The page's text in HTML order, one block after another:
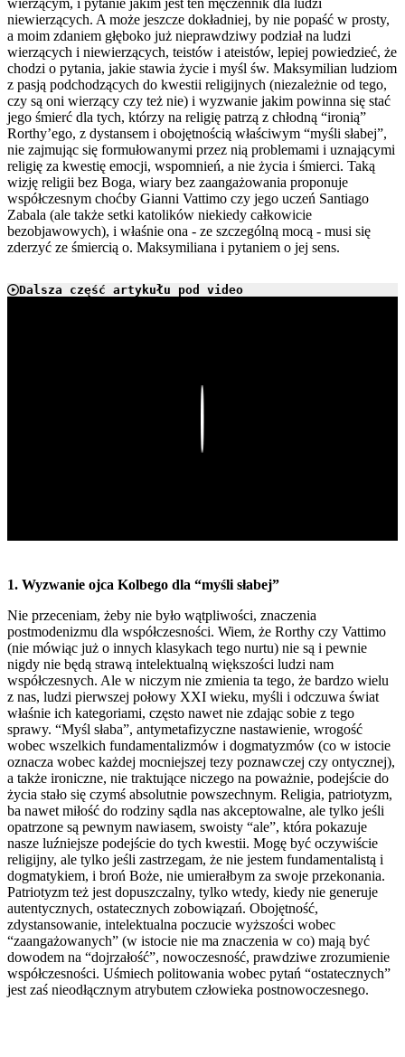
wierzącym, i pytanie jakim jest ten męczennik dla ludzi
niewierzących. A może jeszcze dokładniej, by nie popaść w prosty,
a moim zdaniem głęboko już nieprawdziwy podział na ludzi
wierzących i niewierzących, teistów i ateistów, lepiej powiedzieć, że
chodzi o pytania, jakie stawia życie i myśl św. Maksymilian ludziom
z pasją podchodzących do kwestii religijnych (niezależnie od tego,
czy są oni wierzący czy też nie) i wyzwanie jakim powinna się stać
jego śmierć dla tych, którzy na religię patrzą z chłodną “ironią”
Rorthy’ego, z dystansem i obojętnością właściwym “myśli słabej”,
nie zajmując się formułowanymi przez nią problemami i uznającymi
religię za kwestię emocji, wspomnień, a nie życia i śmierci. Taką
wizję religii bez Boga, wiary bez zaangażowania proponuje
współczesnym choćby Gianni Vattimo czy jego uczeń Santiago
Zabala (ale także setki katolików niekiedy całkowicie
bezobjawowych), i właśnie ona - ze szczególną mocą - musi się
zderzyć ze śmiercią o. Maksymiliana i pytaniem o jej sens.
Dalsza część artykułu pod video
1. Wyzwanie ojca Kolbego dla “myśli słabej”
Nie przeceniam, żeby nie było wątpliwości, znaczenia
postmodenizmu dla współczesności. Wiem, że Rorthy czy Vattimo
(nie mówiąc już o innych klasykach tego nurtu) nie są i pewnie
nigdy nie będą strawą intelektualną większości ludzi nam
współczesnych. Ale w niczym nie zmienia ta tego, że bardzo wielu
z nas, ludzi pierwszej połowy XXI wieku, myśli i odczuwa świat
właśnie ich kategoriami, często nawet nie zdając sobie z tego
sprawy. “Myśl słaba”, antymetafizyczne nastawienie, wrogość
wobec wszelkich fundamentalizmów i dogmatyzmów (co w istocie
oznacza wobec każdej mocniejszej tezy poznawczej czy ontycznej),
a także ironiczne, nie traktujące niczego na poważnie, podejście do
życia stało się czymś absolutnie powszechnym. Religia, patriotyzm,
ba nawet miłość do rodziny sądla nas akceptowalne, ale tylko jeśli
opatrzone są pewnym nawiasem, swoisty “ale”, która pokazuje
nasze luźniejsze podejście do tych kwestii. Mogę być oczywiście
religijny, ale tylko jeśli zastrzegam, że nie jestem fundamentalistą i
dogmatykiem, i broń Boże, nie umierałbym za swoje przekonania.
Patriotyzm też jest dopuszczalny, tylko wtedy, kiedy nie generuje
autentycznych, ostatecznych zobowiązań. Obojętność,
zdystansowanie, intelektualna poczucie wyższości wobec
“zaangażowanych” (w istocie nie ma znaczenia w co) mają być
dowodem na “dojrzałość”, nowoczesność, prawdziwe zrozumienie
współczesności. Uśmiech politowania wobec pytań “ostatecznych”
jest zaś nieodłącznym atrybutem człowieka postnowoczesnego.